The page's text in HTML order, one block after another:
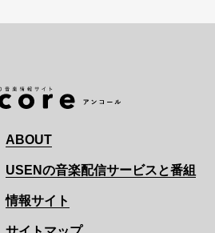
ABOUT
USENの音楽配信サービスと番組
情報サイト